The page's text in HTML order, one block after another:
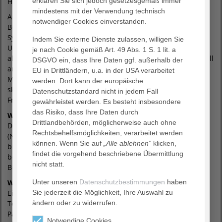
Auf allen Parkflächen wird es eine umfangreiche
Beschilderung geben, die klar und übersichtlich das neue
System und den Bezahlablauf erklärt. „Natürlich ist es eine
Umstellung, an die man sich erst gewöhnen muss. Wir sind
aber überzeugt, dass alle Parkenden das neue System schnell
annehmen werden. Die neuen Automaten sind auch für
Menschen einfach zu bedienen, die solcher Technik eher
skeptisch gegenüberstehen“, so Jennifer Westendorf und
Frank Lumplesch.
Wie funktioniert die Bezahlung?
Die Bezahlung ist mit Karte sowie per Apple und Google Pay
(NFC) möglich. Zudem können Parkende ihr Parkentgelt auch
bis zu 24 Stunden nach Ende des Parkaufenthaltes online
bezahlen. Ausgehängte Beschilderung erinnert daran, das
Bezahlen nicht zu vergessen.
Welche Daten werden erfasst?
Eine Bildaufnahme des Fahrzeug-Kennzeichens sowie eine
Textdatei mit Zeit- und Datumsstempel zur Ermittlung der
Parkdauer werden festgehalten. Es findet ausdrücklich keine
mindestens mit der Verwendung technisch
notwendiger Cookies einverstanden.
Indem Sie externe Dienste zulassen, willigen Sie
je nach Cookie gemäß Art. 49 Abs. 1 S. 1 lit. a
DSGVO ein, dass Ihre Daten ggf. außerhalb der
EU in Drittländern, u.a. in der USA verarbeitet
werden. Dort kann der europäische
Datenschutzstandard nicht in jedem Fall
gewährleistet werden. Es besteht insbesondere
das Risiko, dass Ihre Daten durch
Drittlandbehörden, möglicherweise auch ohne
Rechtsbehelfsmöglichkeiten, verarbeitet werden
können. Wenn Sie auf „Alle ablehnen“ klicken,
findet die vorgehend beschriebene Übermittlung
nicht statt.
Unter unseren Datenschutzbestimmungen haben
Sie jederzeit die Möglichkeit, Ihre Auswahl zu
ändern oder zu widerrufen.